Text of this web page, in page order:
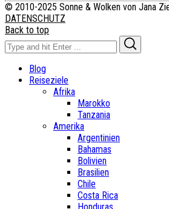
© 2010-2025 Sonne & Wolken von Jana
DATENSCHUTZ
Back to top
Search
for:
Blog
Reiseziele
Afrika
Marokko
Tanzania
Amerika
Argentinien
Bahamas
Bolivien
Brasilien
Chile
Costa Rica